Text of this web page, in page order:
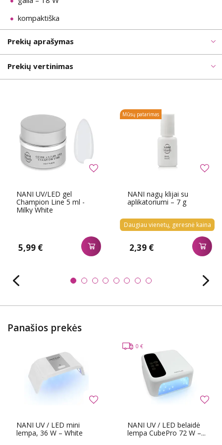
kompaktiška
Prekių aprašymas
Prekių vertinimas
NANI UV/LED gel
Champion Line 5 ml -
Milky White
5,99 €
NANI nagų klijai su
aplikatoriumi – 7 g
Daugiau vienetų, geresnė kaina
2,39 €
Mūsų patarimas
Panašios prekės
NANI UV / LED mini
lempa, 36 W – White
NANI UV / LED belaidė
lempa CubePro 72 W –...
0 €